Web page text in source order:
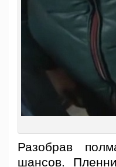
Разобрав
шансов.